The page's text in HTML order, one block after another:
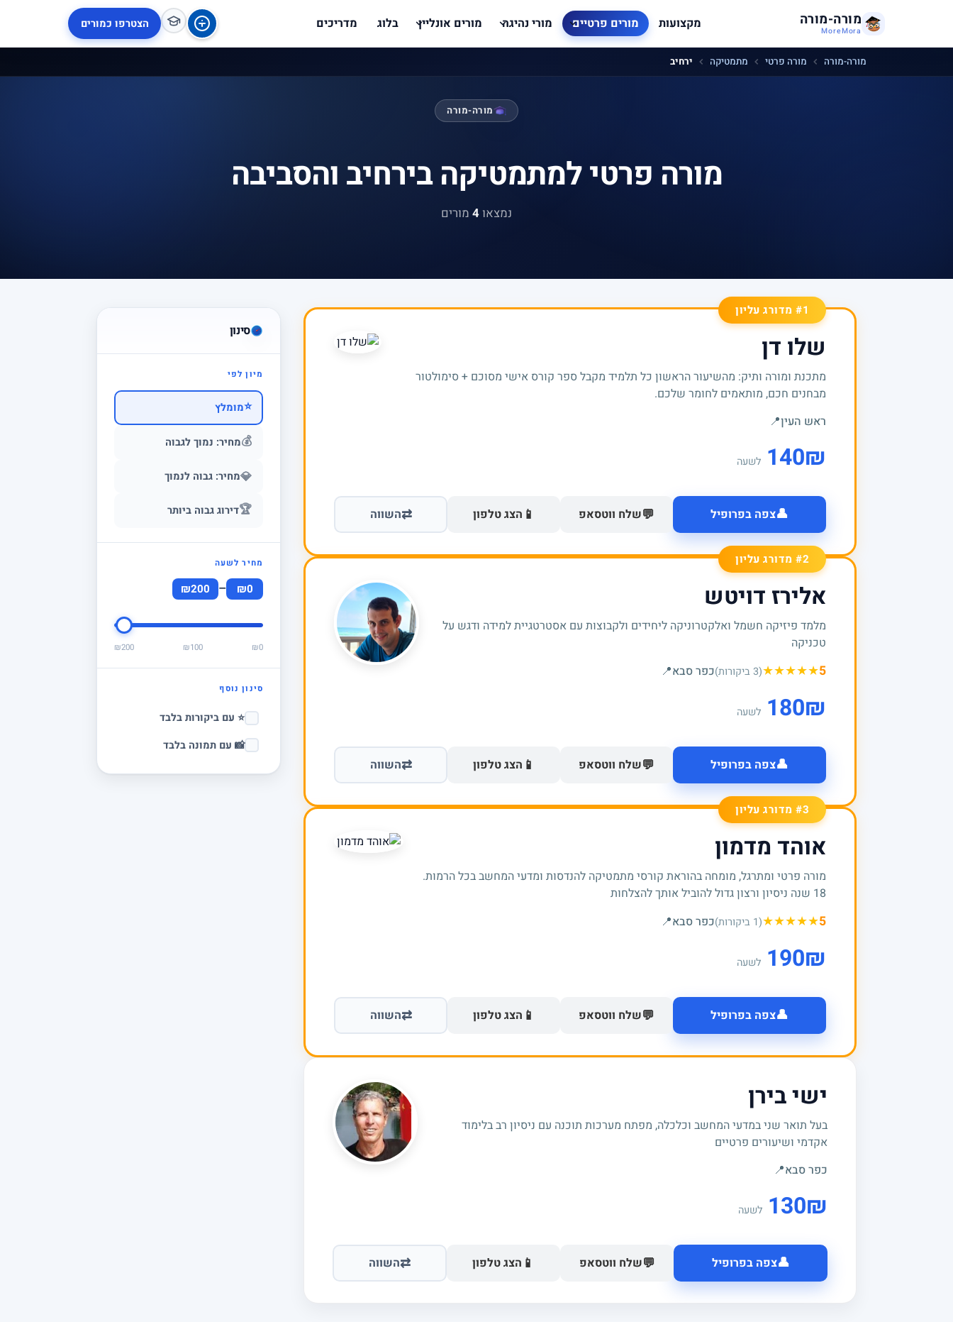
מורה-מורה
MoreMora מקצועות מורים פרטיים מורי נהיגה מורים אונליין בלוג מדריכים הצטרפו כמורים
מורה-מורה מורה פרטי מתמטיקה ירחיב
מורה-מורה
מורה פרטי למתמטיקה בירחיב והסביבה
נמצאו 4 מורים
סינון
מיון לפי
⭐מומלץ
💰מחיר: נמוך לגבוה
💎מחיר: גבוה לנמוך
🏆דירוג גבוה ביותר
מחיר לשעה
₪0
–
₪200
₪0
₪100
₪200
סינון נוסף
⭐ עם ביקורות בלבד
📸 עם תמונה בלבד
#1 מדורג עליון
שלו דן
מתכנת ומורה ותיק: מהשיעור הראשון כל תלמיד מקבל ספר קורס אישי מסוכם + סימולטור
מבחנים חכם, מותאמים לחומר שלכם.
ראש העין📍
₪
140 לשעה
👤צפה בפרופיל 💬שלח ווטסאפ 📱 הצג טלפון ⇄השווה
#2 מדורג עליון
אלירז דויטש
מלמד פיזיקה חשמל ואלקטרוניקה ליחידים ולקבוצות עם אסטרטגיית למידה ודגש על
טכניקה
(3 ביקורות)★★★★★5 כפר סבא📍
₪
180 לשעה
👤צפה בפרופיל 💬שלח ווטסאפ 📱 הצג טלפון ⇄השווה
#3 מדורג עליון
אוהד מדמון
מורה פרטי ומתרגל, מומחה בהוראת קורסי מתמטיקה להנדסות ומדעי המחשב בכל הרמות.
18 שנה ניסיון ורצון גדול להוביל אותך להצלחות
(1 ביקורות)★★★★★5 כפר סבא📍
₪
190 לשעה
👤צפה בפרופיל 💬שלח ווטסאפ 📱 הצג טלפון ⇄השווה
ישי בירן
בעל תואר שני במדעי המחשב וכלכלה, מפתח מערכות תוכנה עם ניסיון רב בלימוד
אקדמי ושיעורים פרטיים
כפר סבא📍
₪
130 לשעה
👤צפה בפרופיל 💬שלח ווטסאפ 📱 הצג טלפון ⇄השווה